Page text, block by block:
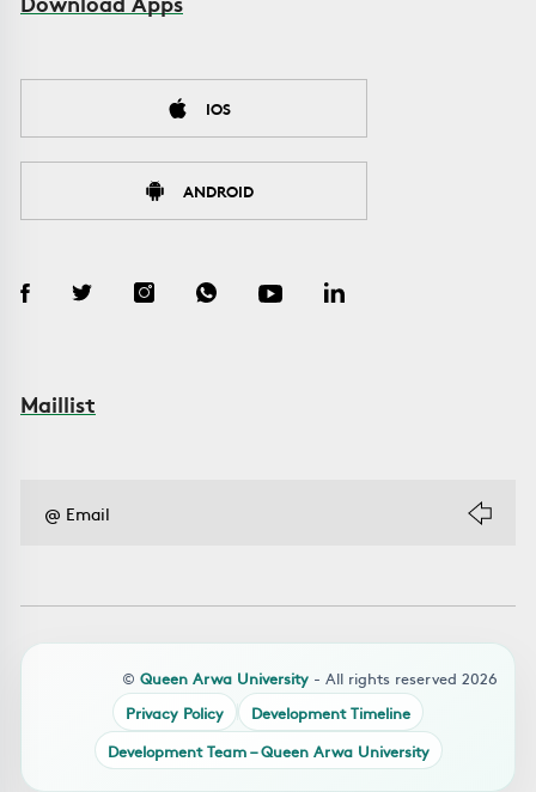
IOS
ANDROID
Maillist
© Queen Arwa University - All rights reserved 2026
Privacy Policy
Development Timeline
Development Team – Queen Arwa University